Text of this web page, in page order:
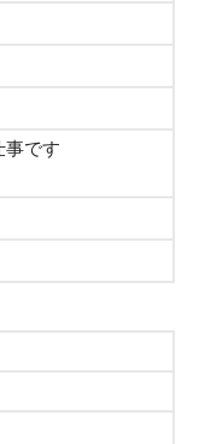
事です